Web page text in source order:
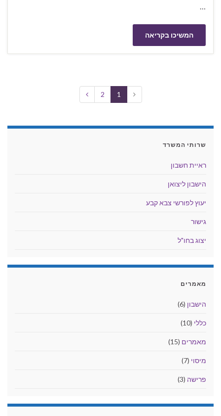
…
המשיכו בקריאה
1
2
שרותי המשרד
ראיית חשבון
הישבון ליצואן
יעוץ לפורשי צבא קבע
גישור
יצוג בחו"ל
מאמרים
הישבון (6)
כללי (10)
מאמרים (15)
מיסוי (7)
פרישה (3)